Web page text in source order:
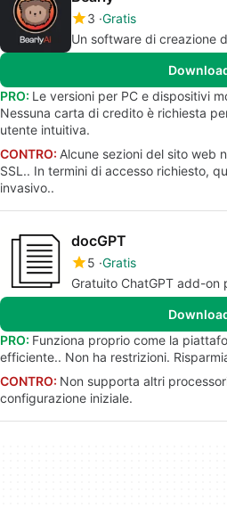
3 Gratis
Un software di creazione
PRO: Le versioni per PC e dispositivi
Nessuna carta di credito è richiesta
utente intuitiva.
CONTRO: Alcune sezioni del sito web
SSL.. In termini di accesso richiesto,
invasivo..
docGPT
5 Gratis
Gratuito ChatGPT add-on
PRO: Funziona proprio come la
efficiente.. Non ha restrizioni.
CONTRO: Non supporta altri
configurazione iniziale.